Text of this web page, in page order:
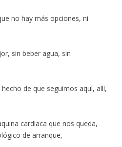
no hay más opciones, ni
sin beber agua, sin
de que seguimos aquí, allí,
cardiaca que nos queda,
de arranque,